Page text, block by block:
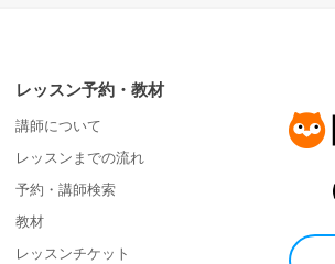
レッスン予約・教材
講師について
レッスンまでの流れ
予約・講師検索
教材
レッスンチケット